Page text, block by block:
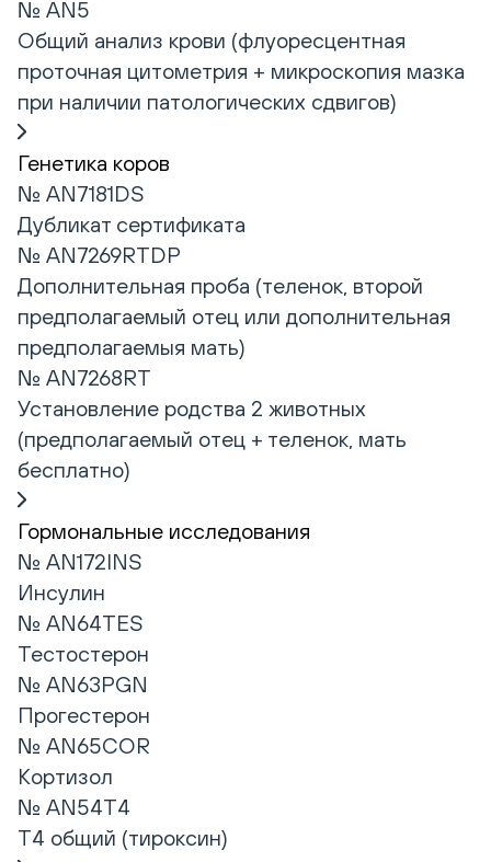
№ AN5
Общий анализ крови (флуоресцентная
проточная цитометрия + микроскопия мазка
при наличии патологических сдвигов)
Генетика коров
№ AN7181DS
Дубликат сертификата
№ AN7269RTDP
Дополнительная проба (теленок, второй
предполагаемый отец или дополнительная
предполагаемыя мать)
№ AN7268RT
Установление родства 2 животных
(предполагаемый отец + теленок, мать
бесплатно)
Гормональные исследования
№ AN172INS
Инсулин
№ AN64TES
Тестостерон
№ AN63PGN
Прогестерон
№ AN65COR
Кортизол
№ AN54T4
Т4 общий (тироксин)